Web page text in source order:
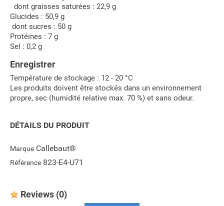
dont graisses saturées : 22,9 g
Glucides : 50,9 g
dont sucres : 50 g
Protéines : 7 g
Sel : 0,2 g
Enregistrer
Température de stockage : 12 - 20 °C
Les produits doivent être stockés dans un environnement
propre, sec (humidité relative max. 70 %) et sans odeur.
DÉTAILS DU PRODUIT
Marque Callebaut®
Référence 823-E4-U71
Reviews (0)